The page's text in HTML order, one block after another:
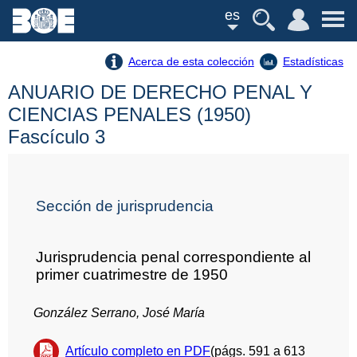
es
Acerca de esta colección Estadísticas
ANUARIO DE DERECHO PENAL Y
CIENCIAS PENALES (1950)
Fascículo 3
Sección de jurisprudencia
Jurisprudencia penal correspondiente al
primer cuatrimestre de 1950
González Serrano, José María
Artículo completo en PDF(págs. 591 a 613